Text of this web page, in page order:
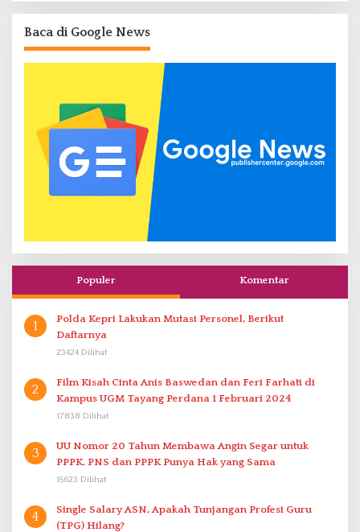
Baca di Google News
Populer Komentar
1
Polda Kepri Lakukan Mutasi Personel, Berikut
Daftarnya
23424 Dilihat
2
Film Kisah Cinta Anis Baswedan dan Feri Farhati di
Kampus UGM Tayang Perdana 1 Februari 2024
17838 Dilihat
3
UU Nomor 20 Tahun Membawa Angin Segar untuk
PPPK. PNS dan PPPK Punya Hak yang Sama
15623 Dilihat
4
Single Salary ASN, Apakah Tunjangan Profesi Guru
(TPG) Hilang?